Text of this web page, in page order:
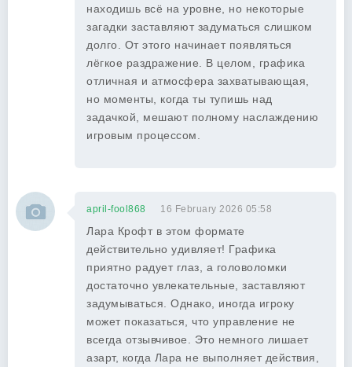
находишь всё на уровне, но некоторые
загадки заставляют задуматься слишком
долго. От этого начинает появляться
лёгкое раздражение. В целом, графика
отличная и атмосфера захватывающая,
но моменты, когда ты тупишь над
задачкой, мешают полному наслаждению
игровым процессом.
april-fool868 16 February 2026 05:58
Лара Крофт в этом формате
действительно удивляет! Графика
приятно радует глаз, а головоломки
достаточно увлекательные, заставляют
задумываться. Однако, иногда игроку
может показаться, что управление не
всегда отзывчивое. Это немного лишает
азарт, когда Лара не выполняет действия,